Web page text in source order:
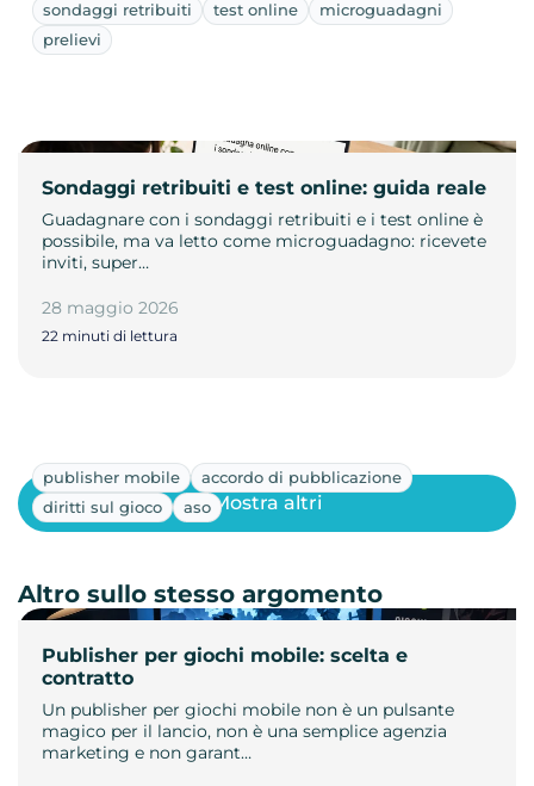
sondaggi retribuiti test online
microguadagni
prelievi
Sondaggi retribuiti e test online: guida reale
Guadagnare con i sondaggi retribuiti e i test online è
possibile, ma va letto come microguadagno: ricevete
inviti, super…
28 maggio 2026
22 minuti di lettura
publisher mobile
accordo di pubblicazione
diritti sul gioco
aso
Publisher per giochi mobile: scelta e
contratto
Un publisher per giochi mobile non è un pulsante
magico per il lancio, non è una semplice agenzia
marketing e non garant…
Mostra altri
Altro sullo stesso argomento